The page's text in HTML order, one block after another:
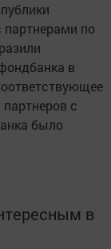
по
в
с
было
в